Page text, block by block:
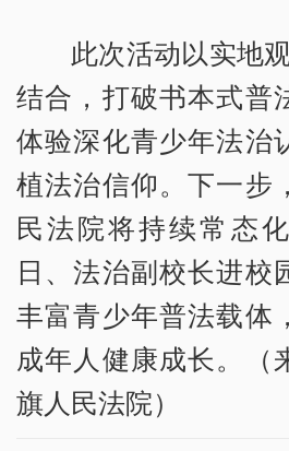
此次活动以实地
结合，打破书本式普
体验深化青少年法治
植法治信仰。下一步
民法院将持续常态
日、法治副校长进校
丰富青少年普法载体
成年人健康成长。（
旗人民法院）